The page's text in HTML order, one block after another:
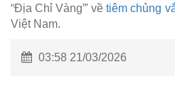
“Địa Chỉ Vàng”' vềtiêm chủng
Việt Nam.
03:58 21/03/2026